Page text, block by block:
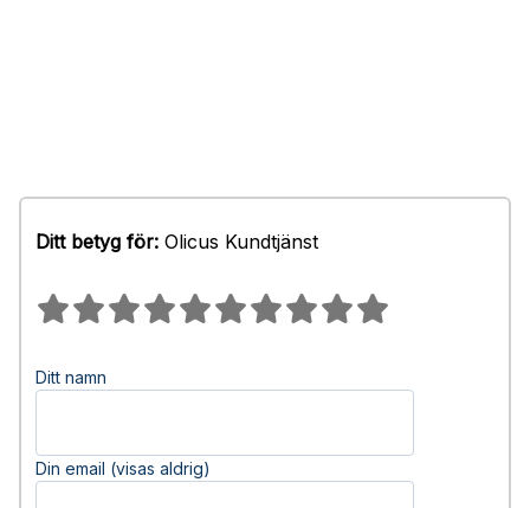
Ditt betyg för: Olicus Kundtjänst
Ditt namn
Din email (visas aldrig)